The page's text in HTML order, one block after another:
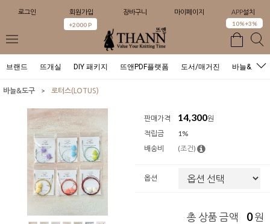
로그인 회원가입
+2000 P
장바구니 마이페이지 APP설치
10%+3%
브랜드 뜨개실 DIY 패키지 뜨앤PDF플랫폼 도서/매거진 바늘&도구
바늘&도구 > 로터스(LOTUS)
판매가격 14,300원
적립금
1%
배송비
(조건)
옵션
총 상품 금액 0원